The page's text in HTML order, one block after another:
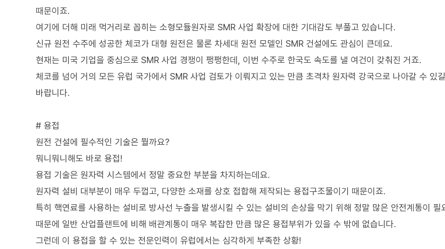
때문이죠.
여기에 더해 미래 먹거리로 꼽히는 소형모듈원자로 SMR 사업 확장에 대한 기대감도 부풀고 있습니다.
신규 원전 수주에 성공한 체코가 대형 원전은 물론 차세대 원전 모델인 SMR 건설에도 관심이 큰데요.
현재는 미국 기업을 중심으로 SMR 사업 경쟁이 팽팽한데, 이번 수주로 한국도 속도를 낼 여건이 갖춰진 거죠.
체코를 넘어 거의 모든 유럽 국가에서 SMR 사업 검토가 이뤄지고 있는 만큼 초격차 원자력 강국으로 나아갈 수 있길
바랍니다.
# 용접
원전 건설에 필수적인 기술은 뭘까요?
뭐니뭐니해도 바로 용접!
용접 기술은 원자력 시스템에서 정말 중요한 부분을 차지하는데요.
원자력 설비 대부분이 매우 두껍고, 다양한 소재를 상호 접합해 제작되는 용접구조물이기 때문이죠.
특히 핵연료를 사용하는 설비로 방사선 누출을 발생시킬 수 있는 설비의 손상을 막기 위해 정말 많은 안전계통이 필
때문에 일반 산업플랜트에 비해 배관계통이 매우 복잡한 만큼 많은 용접부위가 있을 수 밖에 없습니다.
그런데 이 용접을 할 수 있는 전문인력이 유럽에서는 심각하게 부족한 상황!